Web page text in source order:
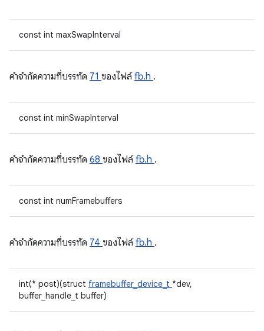
const int maxSwapInterval
คําจํากัดความที่บรรทัด 71 ของไฟล์fb.h .
const int minSwapInterval
คําจํากัดความที่บรรทัด 68 ของไฟล์fb.h .
const int numFramebuffers
คําจํากัดความที่บรรทัด 74 ของไฟล์fb.h .
int(* post)(struct framebuffer_device_t *dev,
buffer_handle_t buffer)